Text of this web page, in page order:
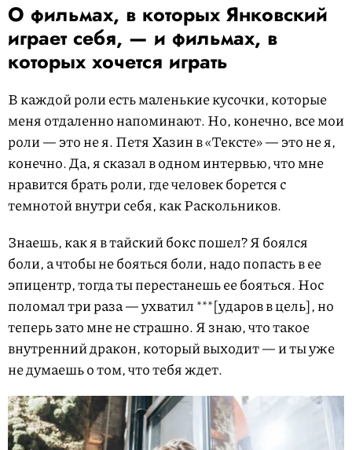
О фильмах, в которых Янковский
играет себя, — и фильмах, в
которых хочется играть
В каждой роли есть маленькие кусочки, которые
меня отдаленно напоминают. Но, конечно, все мои
роли — это не я. Петя Хазин в «Тексте» — это не я,
конечно. Да, я сказал в одном интервью, что мне
нравится брать роли, где человек борется с
темнотой внутри себя, как Раскольников.
Знаешь, как я в тайский бокс пошел? Я боялся
боли, а чтобы не бояться боли, надо попасть в ее
эпицентр, тогда ты перестанешь ее бояться. Нос
поломал три раза — ухватил ***[ударов в цель], но
теперь зато мне не страшно. Я знаю, что такое
внутренний дракон, который выходит — и ты уже
не думаешь о том, что тебя ждет.